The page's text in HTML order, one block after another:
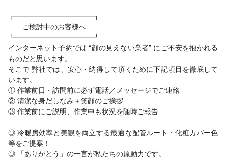
┏━━━━━━━━━━━┓
ご検討中のお客様へ
┗━━━━━━━━━━━┛
インターネット予約では “顔の見えない業者” にご不安を抱かれる
ものだと思います。
そこで 弊社では、安心・納得して頂くために下記項目を徹底して
います。
① 作業前日・訪問前に必ず電話／メッセージでご連絡
② 清潔な身だしなみ＋笑顔のご挨拶
③ 作業前にご説明、作業中も状況を随時ご報告
◎ 冷暖房効率と美観を両立する最適な配管ルート・化粧カバー色
等をご提案！
◎ 「ありがとう」の一言が私たちの原動力です。